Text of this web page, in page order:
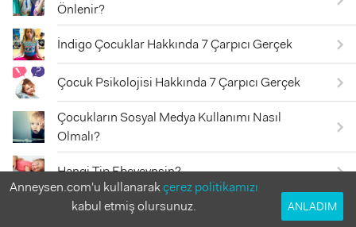
Önlenir?
İndigo Çocuklar Hakkında 7 Çarpıcı Gerçek
Çocuk Psikolojisi Hakkında 7 Çarpıcı Gerçek
Çocukların Sosyal Medya Kullanımı Nasıl
Olmalı?
Hangi Tip Ebeveynsin?
Gözde Erdoğan'dan Çocuğuna Söyleyeceğin 10
Anneysen.com'u kullanarakçerez politikamızı
kabul etmiş olursunuz.
ANLADIM